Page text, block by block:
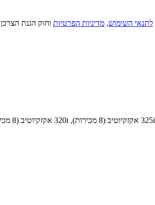
לתנאי השימוש, מדיניות הפרטיות וחוק הגנת הצרכן